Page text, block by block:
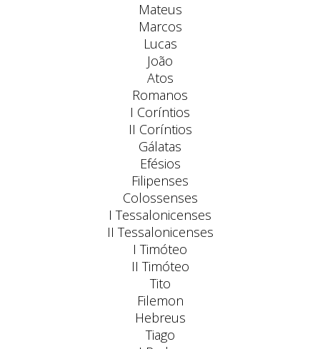
Mateus
Marcos
Lucas
João
Atos
Romanos
I Coríntios
II Coríntios
Gálatas
Efésios
Filipenses
Colossenses
I Tessalonicenses
II Tessalonicenses
I Timóteo
II Timóteo
Tito
Filemon
Hebreus
Tiago